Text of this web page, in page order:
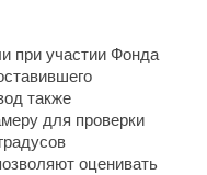
при участии Фонда
также
для проверки
оценивать